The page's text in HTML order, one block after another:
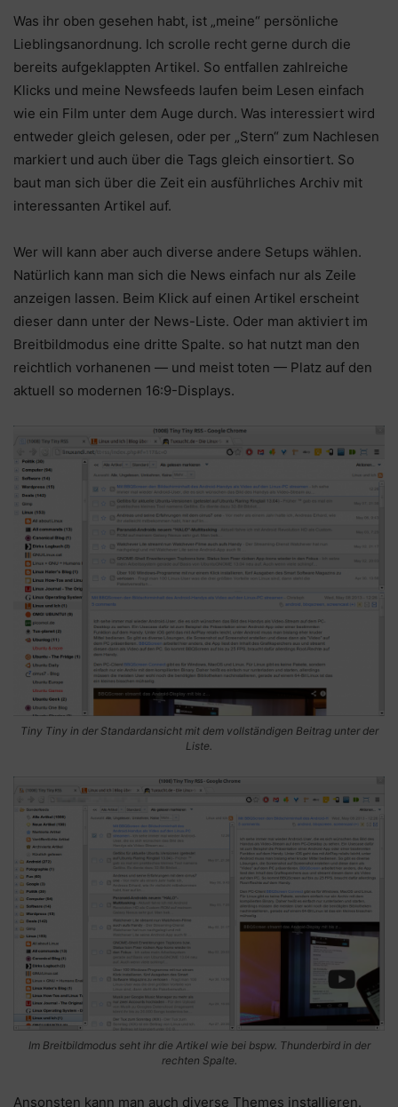
Was ihr oben gesehen habt, ist „meine“ persönliche
Lieblingsanordnung. Ich scrolle recht gerne durch die
bereits aufgeklappten Artikel. So entfallen zahlreiche
Klicks und meine Newsfeeds laufen beim Lesen einfach
wie ein Film unter dem Auge durch. Was interessiert wird
entweder gleich gelesen, oder per „Stern“ zum Nachlesen
markiert und auch über die Tags gleich einsortiert. So
baut man sich über die Zeit ein ausführliches Archiv mit
interessanten Artikel auf.
Wer will kann aber auch diverse andere Setups wählen.
Natürlich kann man sich die News einfach nur als Zeile
anzeigen lassen. Beim Klick auf einen Artikel erscheint
dieser dann unter der News-Liste. Oder man aktiviert im
Breitbildmodus eine dritte Spalte. so hat nutzt man den
reichtlich vorhanenen — und meist toten — Platz auf den
aktuell so modernen 16:9-Displays.
Tiny Tiny in der Standardansicht mit dem vollständigen Beitrag unter der
Liste.
Im Breitbildmodus seht ihr die Artikel wie bei bspw. Thunderbird in der
rechten Spalte.
Ansonsten kann man auch diverse Themes installieren.